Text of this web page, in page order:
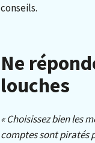
conseils.
Ne
louches
« Choisissez bien les
comptes sont piratés